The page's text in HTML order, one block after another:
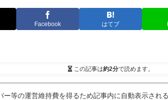
Facebook はてブ
この記事は約2分で読めます。
ー等の運営維持費を得るため記事内に自動表示され